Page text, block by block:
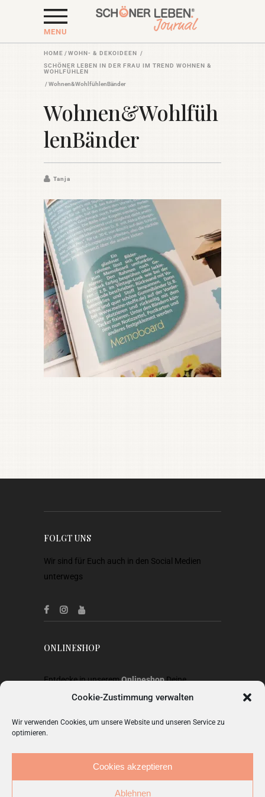
Cookie-Zustimmung verwalten
Wir verwenden Cookies, um unsere Website und unseren Service zu
optimieren.
Cookies akzeptieren
Ablehnen
MENU
HOME /WOHN- & DEKOIDEEN /
SCHÖNER LEBEN IN DER FRAU IM TREND WOHNEN &
WOHLFÜHLEN
/Wohnen&WohlfühlenBänder
Wohnen&Wohlfüh
lenBänder
Tanja
FOLGT UNS
Wir sind für Euch auch in den Social Medien
unterwegs
ONLINESHOP
Entdecke in unseremOnlineshopDeine
Lieblingsstücke aus Heimtextilien, Gardinen,
Mode.